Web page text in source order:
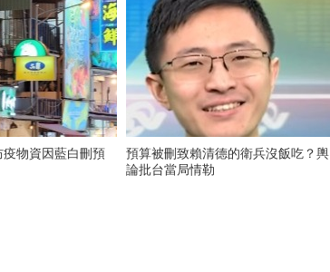
疫物資因藍白刪預
預算被刪致賴清德的衛兵沒飯吃？輿
論批台當局情勒